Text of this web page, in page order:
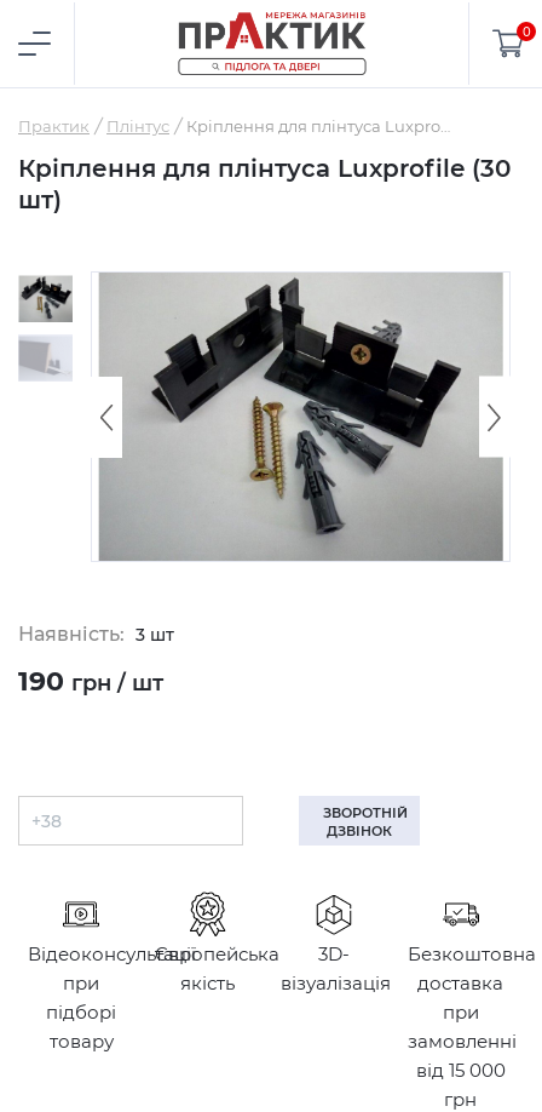
0
Практик Плінтус
Кріплення для плінтуса Luxprofile (30
шт)
Наявність: 3 шт
190 грн / шт
ЗВОРОТНІЙ
ДЗВІНОК
Відеоконсультації
при
підборі
товару
Європейська
якість
3D-
візуалізація
Безкоштовна
доставка
при
замовленні
від 15 000
грн